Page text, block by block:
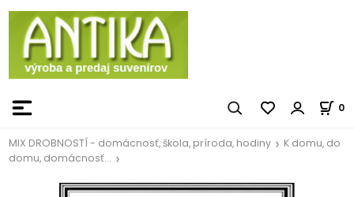
0
MIX DROBNOSTÍ - domácnosť, škola, príroda, hodiny
K domu, do
domu, domácnosť...